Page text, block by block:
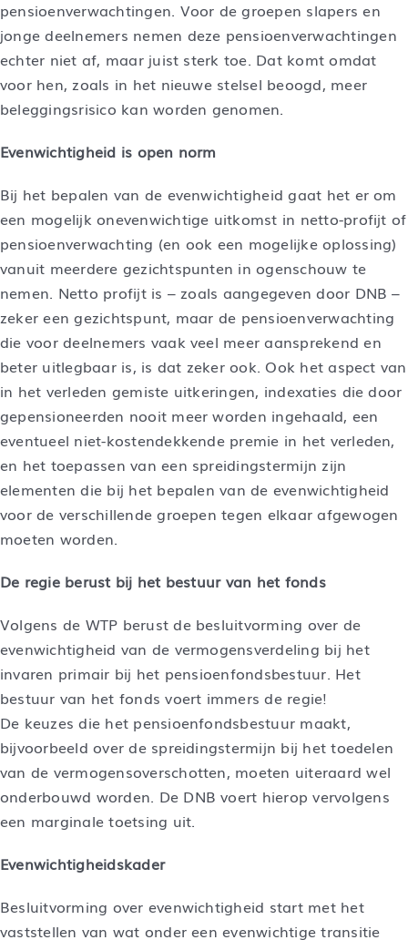
pensioenverwachtingen. Voor de groepen slapers en
jonge deelnemers nemen deze pensioenverwachtingen
echter niet af, maar juist sterk toe. Dat komt omdat
voor hen, zoals in het nieuwe stelsel beoogd, meer
beleggingsrisico kan worden genomen.
Evenwichtigheid is open norm
Bij het bepalen van de evenwichtigheid gaat het er om
een mogelijk onevenwichtige uitkomst in netto-profijt of
pensioenverwachting (en ook een mogelijke oplossing)
vanuit meerdere gezichtspunten in ogenschouw te
nemen. Netto profijt is – zoals aangegeven door DNB –
zeker een gezichtspunt, maar de pensioenverwachting
die voor deelnemers vaak veel meer aansprekend en
beter uitlegbaar is, is dat zeker ook. Ook het aspect van
in het verleden gemiste uitkeringen, indexaties die door
gepensioneerden nooit meer worden ingehaald, een
eventueel niet-kostendekkende premie in het verleden,
en het toepassen van een spreidingstermijn zijn
elementen die bij het bepalen van de evenwichtigheid
voor de verschillende groepen tegen elkaar afgewogen
moeten worden.
De regie berust bij het bestuur van het fonds
Volgens de WTP berust de besluitvorming over de
evenwichtigheid van de vermogensverdeling bij het
invaren primair bij het pensioenfondsbestuur. Het
bestuur van het fonds voert immers de regie!
De keuzes die het pensioenfondsbestuur maakt,
bijvoorbeeld over de spreidingstermijn bij het toedelen
van de vermogensoverschotten, moeten uiteraard wel
onderbouwd worden. De DNB voert hierop vervolgens
een marginale toetsing uit.
Evenwichtigheidskader
Besluitvorming over evenwichtigheid start met het
vaststellen van wat onder een evenwichtige transitie